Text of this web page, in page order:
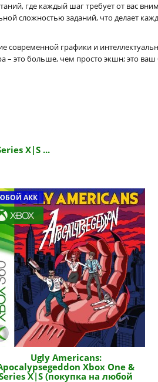
где каждый шаг требует от вас
сложностью заданий, что делает
современной графики и
– это больше, чем просто экшн; это
X|S ...
АКК
Ugly Americans:
Xbox One &
X|S (покупка на любой